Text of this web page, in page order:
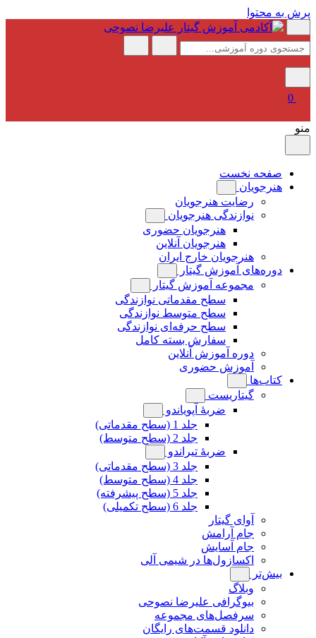
پرش به محتوا
0
منو
صفحه نخست
هنرجویان
رضایت هنرجویان
نوازندگی هنرجویان
هنرجویان حضوری
هنرجویان آنلاین
هنرجویان خارج ایران
دوره‌های آموزش گیتار
مجموعه آموزش گیتار
سطح مقدماتی نوازندگی
سطح متوسط نوازندگی
سطح حرفه‌ای نوازندگی
سفارش بسته کامل
دوره آموزش آنلاین
آموزش حضوری
کتاب‌ها
گیتاریست
ضربۀ آپویاندو
جلد 1 (سطح مقدماتی)
جلد 2 (سطح متوسط)
ضربۀ تیراندو
جلد 3 (سطح مقدماتی)
جلد 4 (سطح متوسط)
جلد 5 (سطح پیشرفته)
جلد 6 (سطح تکمیلی)
آوای گیتار
جام آرامش
جام آسایش
اکسازول‌ها در شیمی آلی
بیش‌تر
وبلاگ
بیوگرافی علیرضا نصوحی
سرفصل‌های مجموعه
دانلود قسمت‌های رایگان